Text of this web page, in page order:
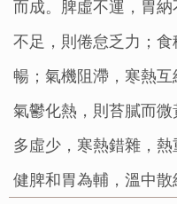
而成。脾虛不運，胃
不足，則倦怠乏力；
暢；氣機阻滯，寒熱
氣鬱化熱，則苔膩而
多虛少，寒熱錯雜，熱
健脾和胃為輔，溫中散